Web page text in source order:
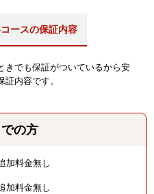
ースの保証内容
きでも保証がついているから安
内容です。
の方
加料金無し
加料金無し